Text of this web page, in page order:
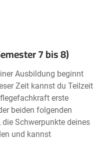
7 bis 8)
Ausbildung beginnt
Zeit kannst du Teilzeit
erste
beiden folgenden
Schwerpunkte deines
und kannst